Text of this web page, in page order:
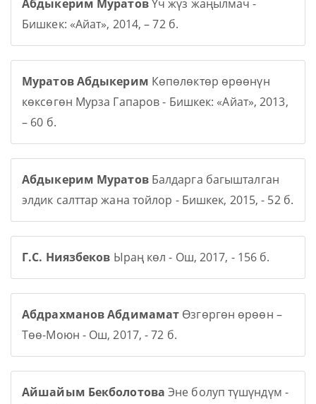
Абдыкерим МуратовҮч жүз жаңылмач -
Бишкек: «Айат», 2014, – 72 б.
Муратов Абдыкерим Көпөлөктөр өрөөнүн
көксөгөн Мурза Гапаров - Бишкек: «Айат», 2013,
– 60 б.
Абдыкерим МуратовБалдарга багышталган
элдик салттар жана тойлор - Бишкек, 2015, - 52 б.
Г.С. Ниязбеков Ыраң көл - Ош, 2017, - 156 б.
Абдрахманов Абдимамат Өзгөргөн өрөөн –
Төө-Моюн - Ош, 2017, - 72 б.
Айшайым Бекболотова Эне болуп түшүндүм -